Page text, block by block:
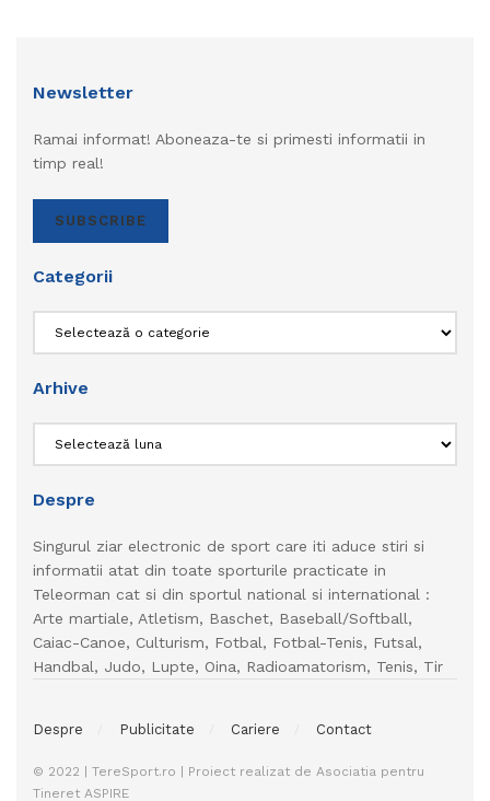
Newsletter
Ramai informat! Aboneaza-te si primesti informatii in
timp real!
SUBSCRIBE
Categorii
Arhive
Despre
Singurul ziar electronic de sport care iti aduce stiri si
informatii atat din toate sporturile practicate in
Teleorman cat si din sportul national si international :
Arte martiale, Atletism, Baschet, Baseball/Softball,
Caiac-Canoe, Culturism, Fotbal, Fotbal-Tenis, Futsal,
Handbal, Judo, Lupte, Oina, Radioamatorism, Tenis, Tir
Despre Publicitate Cariere Contact
© 2022 | TereSport.ro | Proiect realizat de Asociatia pentru
Tineret ASPIRE